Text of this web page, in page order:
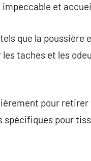
et
que la poussière
taches et les
pour
spécifiques pour